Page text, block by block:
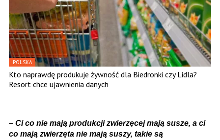
POLSKA
Kto naprawdę produkuje żywność dla Biedronki czy Lidla?
Resort chce ujawnienia danych
– Ci co nie mają produkcji zwierzęcej mają susze, a ci
co mają zwierzęta nie mają suszy, takie są